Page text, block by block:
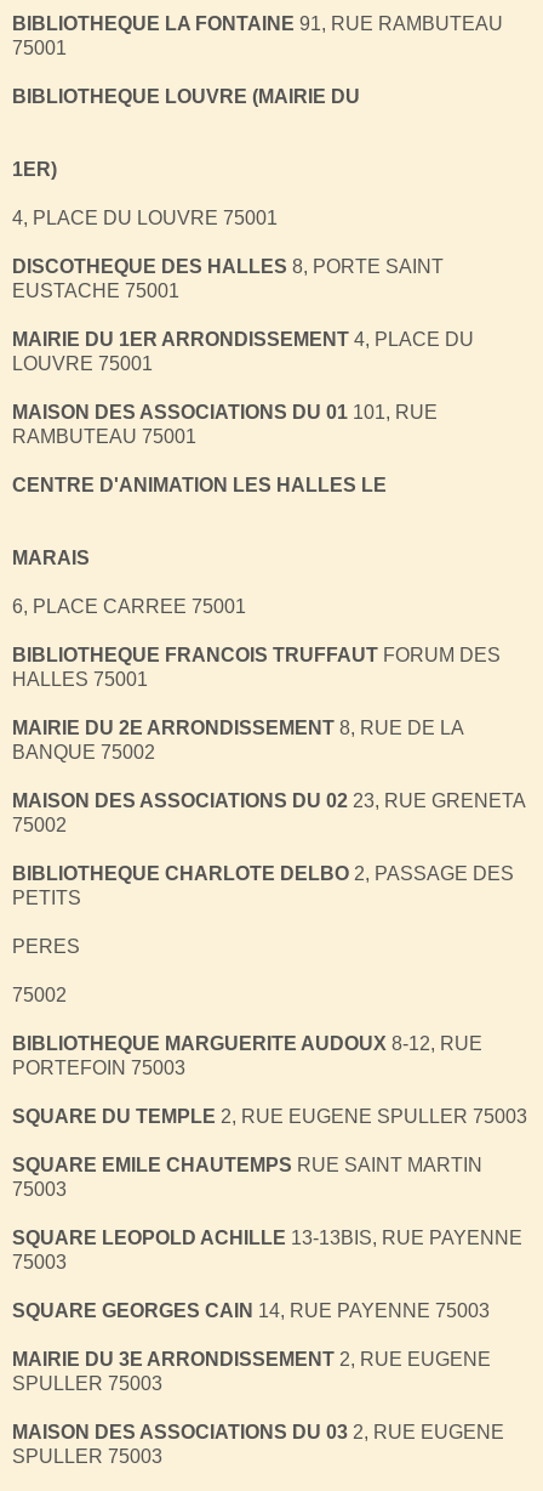
BIBLIOTHEQUE LA FONTAINE 91, RUE RAMBUTEAU
75001
BIBLIOTHEQUE LOUVRE (MAIRIE DU
1ER)
4, PLACE DU LOUVRE 75001
DISCOTHEQUE DES HALLES 8, PORTE SAINT
EUSTACHE 75001
MAIRIE DU 1ER ARRONDISSEMENT 4, PLACE DU
LOUVRE 75001
MAISON DES ASSOCIATIONS DU 01 101, RUE
RAMBUTEAU 75001
CENTRE D'ANIMATION LES HALLES LE
MARAIS
6, PLACE CARREE 75001
BIBLIOTHEQUE FRANCOIS TRUFFAUT FORUM DES
HALLES 75001
MAIRIE DU 2E ARRONDISSEMENT 8, RUE DE LA
BANQUE 75002
MAISON DES ASSOCIATIONS DU 02 23, RUE GRENETA
75002
BIBLIOTHEQUE CHARLOTE DELBO 2, PASSAGE DES
PETITS
PERES
75002
BIBLIOTHEQUE MARGUERITE AUDOUX 8-12, RUE
PORTEFOIN 75003
SQUARE DU TEMPLE 2, RUE EUGENE SPULLER 75003
SQUARE EMILE CHAUTEMPS RUE SAINT MARTIN
75003
SQUARE LEOPOLD ACHILLE 13-13BIS, RUE PAYENNE
75003
SQUARE GEORGES CAIN 14, RUE PAYENNE 75003
MAIRIE DU 3E ARRONDISSEMENT 2, RUE EUGENE
SPULLER 75003
MAISON DES ASSOCIATIONS DU 03 2, RUE EUGENE
SPULLER 75003